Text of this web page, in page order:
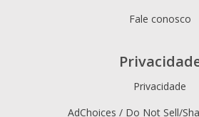
Fale conosco
Privacidade
AdChoices / Do Not Sell/